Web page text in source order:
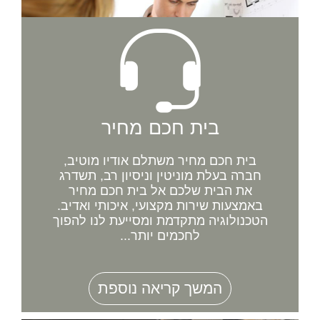
בית חכם מחיר
בית חכם מחיר משתלם אודיו מוטיב,
חברה בעלת מוניטין וניסיון רב, תשדרג
את הבית שלכם אל בית חכם מחיר
באמצעות שירות מקצועי, איכותי ואדיב.
הטכנולוגיה מתקדמת ומסייעת לנו להפוך
לחכמים יותר...
המשך קריאה נוספת